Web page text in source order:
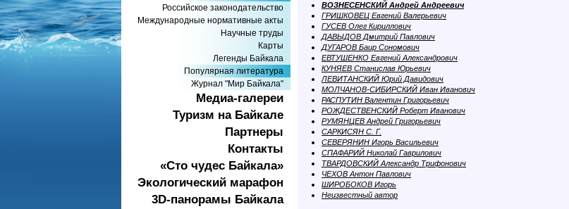
Российское законодательство
Международные нормативные акты
Научные труды
Карты
Легенды Байкала
Популярная литература
Журнал "Мир Байкала"
Медиа-галереи
Туризм на Байкале
Партнеры
Контакты
«Сто чудес Байкала»
Экологичеcкий марафон
3D-панорамы Байкала
ВОЗНЕСЕНСКИЙ Андрей Андреевич
ГРИШКОВЕЦ Евгений Валерьевич
ГУСЕВ Олег Кириллович
ДАВЫДОВ Дмитрий Павлович
ДУГАРОВ Баир Сономович
ЕВТУШЕНКО Евгений Александрович
КУНЯЕВ Станислав Юрьевич
ЛЕВИТАНСКИЙ Юрий Давидович
МОЛЧАНОВ-СИБИРСКИЙ Иван Иванович
РАСПУТИН Валентин Григорьевич
РОЖДЕСТВЕНСКИЙ Роберт Иванович
РУМЯНЦЕВ Андрей Григорьевич
САРКИСЯН С. Г.
СЕВЕРЯНИН Игорь Васильевич
СПАФАРИЙ Николай Гаврилович
ТВАРДОВСКИЙ Александр Трифонович
ЧЕХОВ Антон Павлович
ШИРОБОКОВ Игорь
Неизвестный автор